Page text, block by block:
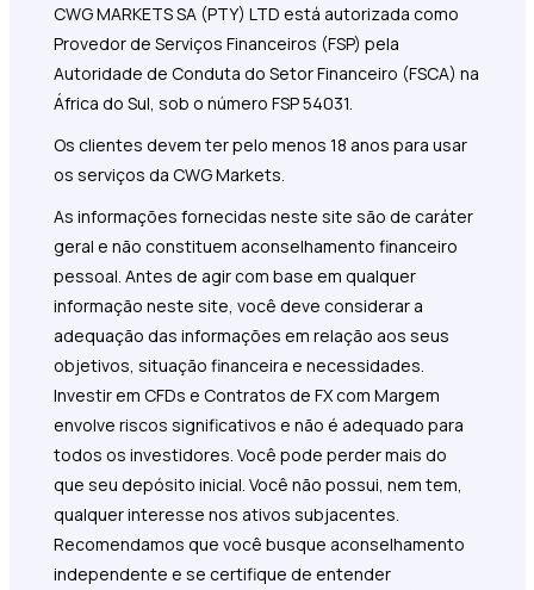
CWG MARKETS SA (PTY) LTD está autorizada como
Provedor de Serviços Financeiros (FSP) pela
Autoridade de Conduta do Setor Financeiro (FSCA) na
África do Sul, sob o número FSP 54031.
Os clientes devem ter pelo menos 18 anos para usar
os serviços da CWG Markets.
As informações fornecidas neste site são de caráter
geral e não constituem aconselhamento financeiro
pessoal. Antes de agir com base em qualquer
informação neste site, você deve considerar a
adequação das informações em relação aos seus
objetivos, situação financeira e necessidades.
Investir em CFDs e Contratos de FX com Margem
envolve riscos significativos e não é adequado para
todos os investidores. Você pode perder mais do
que seu depósito inicial. Você não possui, nem tem,
qualquer interesse nos ativos subjacentes.
Recomendamos que você busque aconselhamento
independente e se certifique de entender